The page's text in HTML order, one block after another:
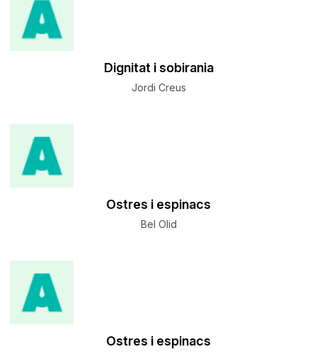
Dignitat i sobirania
Jordi Creus
Ostres i espinacs
Bel Olid
Ostres i espinacs